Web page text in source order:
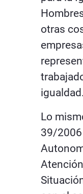
otras
igualdad.
Lo
39/2006